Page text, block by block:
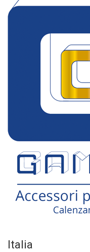
Italia